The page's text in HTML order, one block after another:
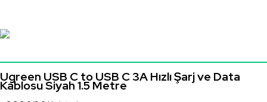
Ugreen USB C to USB C 3A Hızlı Şarj ve Data
Kablosu Siyah 1.5 Metre